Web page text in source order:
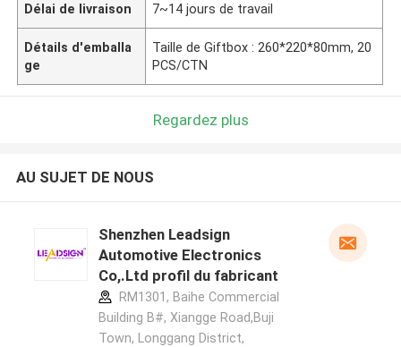
Délai de livraison 7~14 jours de travail
Détails d'emballa
ge
Taille de Giftbox : 260*220*80mm, 20
PCS/CTN
Regardez plus
AU SUJET DE NOUS
Shenzhen Leadsign
Automotive Electronics
Co,.Ltd profil du fabricant
RM1301, Baihe Commercial
Building B#, Xiangge Road,Buji
Town, Longgang District,